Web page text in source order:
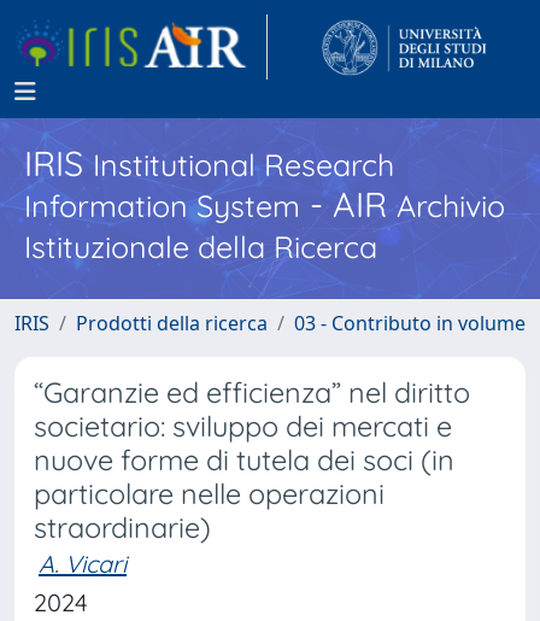
IRISInstitutional Research
Information System - AIR Archivio
Istituzionale della Ricerca
IRIS Prodotti della ricerca 03 - Contributo in volume
“Garanzie ed efficienza” nel diritto
societario: sviluppo dei mercati e
nuove forme di tutela dei soci (in
particolare nelle operazioni
straordinarie)
A. Vicari
2024